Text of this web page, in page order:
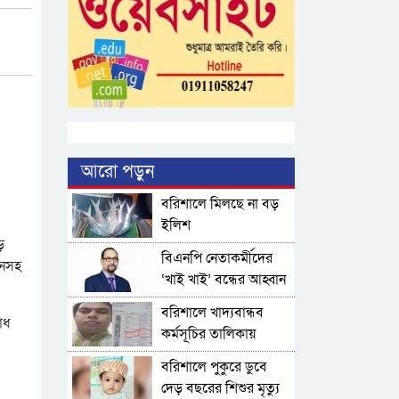
আরো পড়ুন
বরিশালে মিলছে না বড়
ইলিশ
বিএনপি নেতাকর্মীদের
‘খাই খাই’ বন্ধের আহ্বান
এমপি জামালের
বরিশালে খাদ্যবান্ধব
কর্মসূচির তালিকায়
বিএনপি নেতার স্ত্রীর নাম
বরিশালে পুকুরে ডুবে
দেড় বছরের শিশুর মৃত্যু